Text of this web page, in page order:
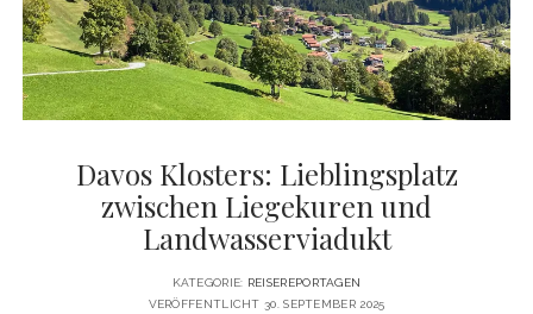
DATENSCHUTZERKLÄRUNG
VITA
PRESSE & MEDIEN
MEDIADATEN
twitterfacebook
pinterestyoutubeinstagram
Davos Klosters: Lieblingsplatz
zwischen Liegekuren und
Landwasserviadukt
KATEGORIE: REISEREPORTAGEN
VERÖFFENTLICHT 30. SEPTEMBER 2025